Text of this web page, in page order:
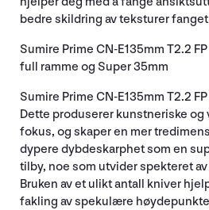
bedre skildring av teksturer
Sumire Prime CN-E135mm T2.2
full ramme og Super 35mm
Sumire Prime CN-E135mm T2.2
Dette produserer kunstneriske og
fokus, og skaper en mer
dypere dybdeskarphet som en
tilby, noe som utvider spekteret
Bruken av et ulikt antall kniver
fakling av spekulære